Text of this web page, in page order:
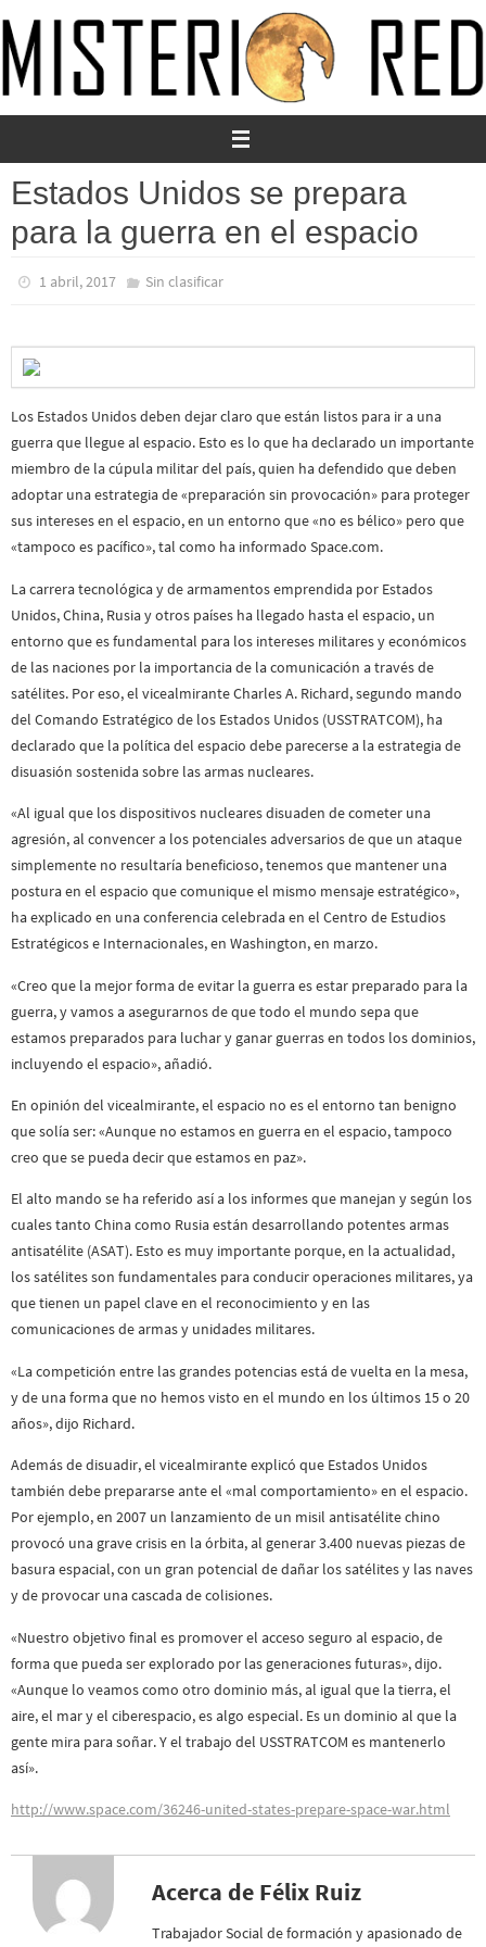
al
contenido
Estados Unidos se prepara
para la guerra en el espacio
1 abril, 2017 Sin clasificar
Los Estados Unidos deben dejar claro que están listos para ir a una
guerra que llegue al espacio. Esto es lo que ha declarado un importante
miembro de la cúpula militar del país, quien ha defendido que deben
adoptar una estrategia de «preparación sin provocación» para proteger
sus intereses en el espacio, en un entorno que «no es bélico» pero que
«tampoco es pacífico», tal como ha informado Space.com.
La carrera tecnológica y de armamentos emprendida por Estados
Unidos, China, Rusia y otros países ha llegado hasta el espacio, un
entorno que es fundamental para los intereses militares y económicos
de las naciones por la importancia de la comunicación a través de
satélites. Por eso, el vicealmirante Charles A. Richard, segundo mando
del Comando Estratégico de los Estados Unidos (USSTRATCOM), ha
declarado que la política del espacio debe parecerse a la estrategia de
disuasión sostenida sobre las armas nucleares.
«Al igual que los dispositivos nucleares disuaden de cometer una
agresión, al convencer a los potenciales adversarios de que un ataque
simplemente no resultaría beneficioso, tenemos que mantener una
postura en el espacio que comunique el mismo mensaje estratégico»,
ha explicado en una conferencia celebrada en el Centro de Estudios
Estratégicos e Internacionales, en Washington, en marzo.
«Creo que la mejor forma de evitar la guerra es estar preparado para la
guerra, y vamos a asegurarnos de que todo el mundo sepa que
estamos preparados para luchar y ganar guerras en todos los dominios,
incluyendo el espacio», añadió.
En opinión del vicealmirante, el espacio no es el entorno tan benigno
que solía ser: «Aunque no estamos en guerra en el espacio, tampoco
creo que se pueda decir que estamos en paz».
El alto mando se ha referido así a los informes que manejan y según los
cuales tanto China como Rusia están desarrollando potentes armas
antisatélite (ASAT). Esto es muy importante porque, en la actualidad,
los satélites son fundamentales para conducir operaciones militares, ya
que tienen un papel clave en el reconocimiento y en las
comunicaciones de armas y unidades militares.
«La competición entre las grandes potencias está de vuelta en la mesa,
y de una forma que no hemos visto en el mundo en los últimos 15 o 20
años», dijo Richard.
Además de disuadir, el vicealmirante explicó que Estados Unidos
también debe prepararse ante el «mal comportamiento» en el espacio.
Por ejemplo, en 2007 un lanzamiento de un misil antisatélite chino
provocó una grave crisis en la órbita, al generar 3.400 nuevas piezas de
basura espacial, con un gran potencial de dañar los satélites y las naves
y de provocar una cascada de colisiones.
«Nuestro objetivo final es promover el acceso seguro al espacio, de
forma que pueda ser explorado por las generaciones futuras», dijo.
«Aunque lo veamos como otro dominio más, al igual que la tierra, el
aire, el mar y el ciberespacio, es algo especial. Es un dominio al que la
gente mira para soñar. Y el trabajo del USSTRATCOM es mantenerlo
así».
http://www.space.com/36246-united-states-prepare-space-war.html
Acerca de Félix Ruiz
Trabajador Social de formación y apasionado de